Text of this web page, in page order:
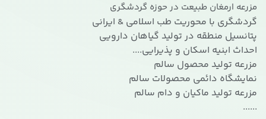
مزرعه ارمغان طبیعت در حوزه گردشگری
گردشگری با محوریت طب اسلامی & ایرانی
پتانسیل منطقه در تولید گیاهان دارویی
احداث ابنیه اسکان و پذیرایی....
مزرعه تولید محصول سالم
نمایشگاه دائمی محصولات سالم
مزرعه تولید ماکیان و دام سالم
......